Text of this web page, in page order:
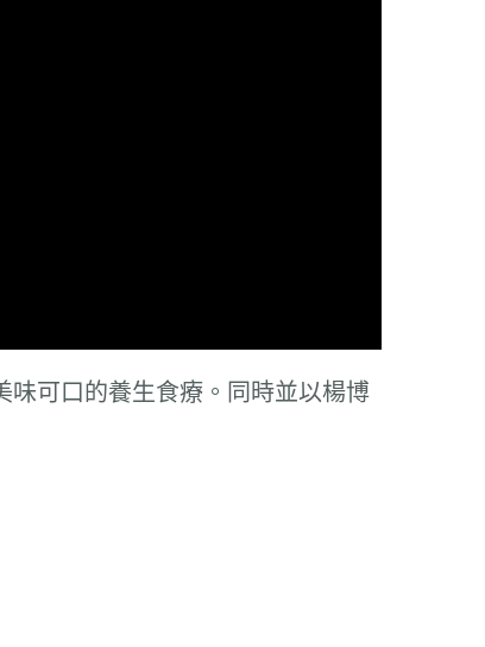
味可口的養生食療。同時並以楊博